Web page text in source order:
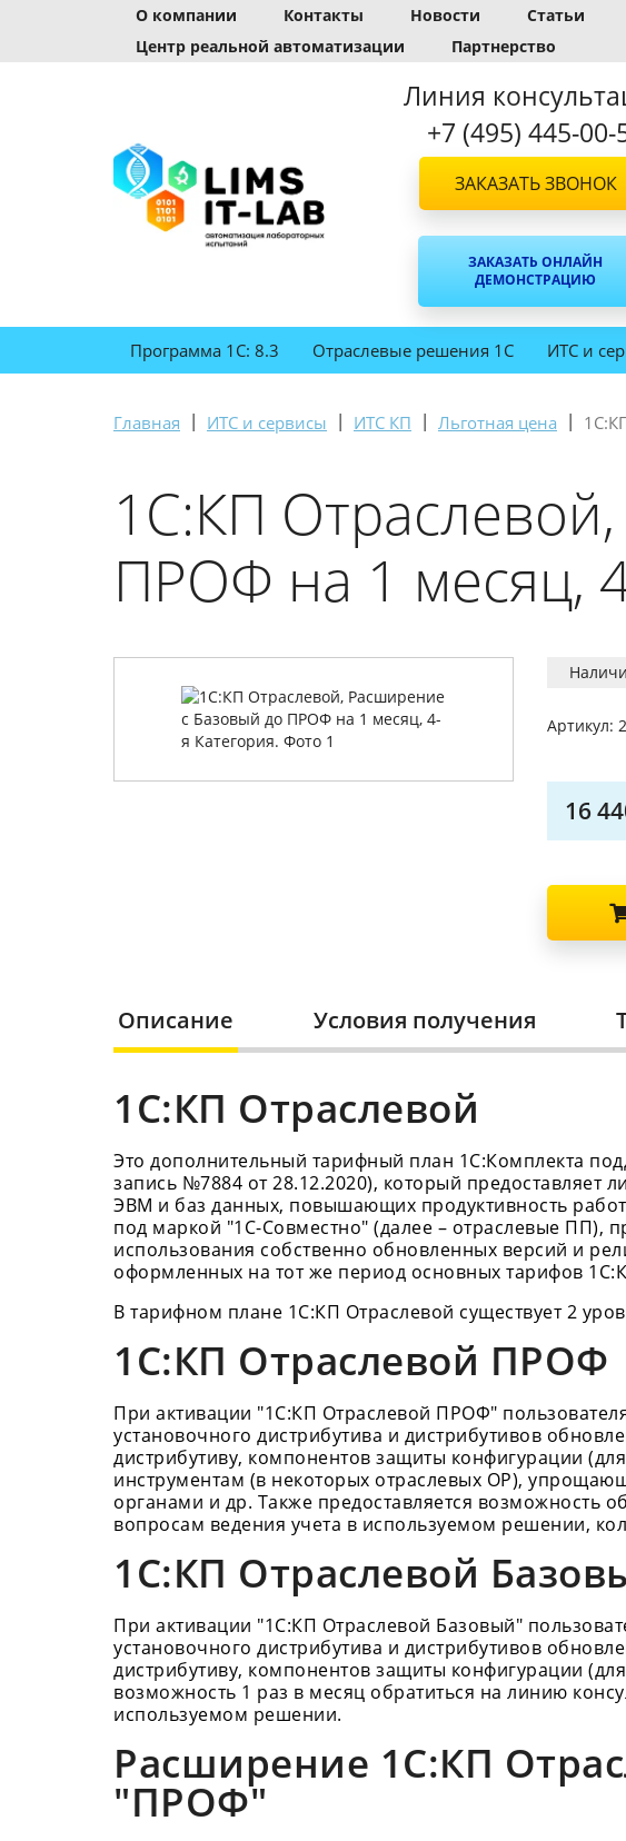
О компании Контакты Новости Статьи
Центр реальной автоматизации
Партнерство
Линия
+7 (495) 445-00-
ЗАКАЗАТЬ ЗВОНОК
ЗАКАЗАТЬ ОНЛАЙН
ДЕМОНСТРАЦИЮ
Программа 1С: 8.3 Отраслевые решения 1С ИТС и
Главная | ИТС и сервисы | ИТС КП | Льготная цена |
1С:КП
ПРОФ на 1 месяц,
Артикул:
16
Описание Условия получения
1С:КП Отраслевой
Это дополнительный тарифный план 1С:Комплекта
запись №7884 от 28.12.2020), который предоставляет
ЭВМ и баз данных, повышающих продуктивность
под маркой "1С-Совместно" (далее – отраслевые ПП),
использования собственно обновленных версий и
оформленных на тот же период основных тарифов
В тарифном плане 1С:КП Отраслевой существует 2
1С:КП Отраслевой ПРОФ
При активации "1С:КП Отраслевой ПРОФ"
установочного дистрибутива и дистрибутивов
дистрибутиву, компонентов защиты конфигурации
инструментам (в некоторых отраслевых ОР),
органами и др. Также предоставляется возможность
вопросам ведения учета в используемом решении,
1С:КП Отраслевой
При активации "1С:КП Отраслевой Базовый"
установочного дистрибутива и дистрибутивов
дистрибутиву, компонентов защиты конфигурации
возможность 1 раз в месяц обратиться на линию
используемом решении.
Расширение 1С:КП
"ПРОФ"